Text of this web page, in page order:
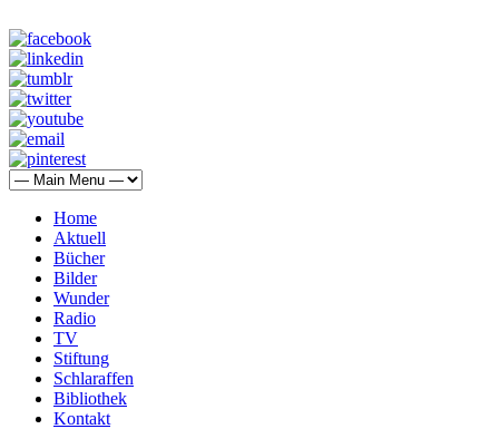
Home
Aktuell
Bücher
Bilder
Wunder
Radio
TV
Stiftung
Schlaraffen
Bibliothek
Kontakt